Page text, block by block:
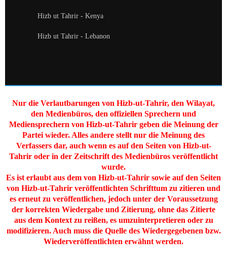
Hizb ut Tahrir - Kenya
Hizb ut Tahrir - Lebanon
Nur die Verlautbarungen von Hizb-ut-Tahrir, den Wilayat,
den Medienbüros, den offiziellen Sprechern und
Mediensprechern von Hizb-ut-Tahrir geben die Meinung der
Partei wieder. Alles andere stellt nur die Meinung des
Verfassers dar, auch wenn es auf den Seiten von Hizb-ut-
Tahrir oder in der Zeitschrift des Medienbüros veröffentlicht
wurde.
Es ist erlaubt aus dem von Hizb-ut-Tahrir sowie auf den Seiten
von Hizb-ut-Tahrir veröffentlichten Schrifttum zu zitieren und
es erneut zu veröffentlichen, jedoch unter der Voraussetzung
der korrekten Wiedergabe und Zitierung, ohne das Zitierte
aus dem Kontext zu reißen, es umzuinterpretieren oder zu
modifizieren. Auch muss die Quelle des Wiedergegebenen bzw.
Wiederveröffentlichten erwähnt werden.